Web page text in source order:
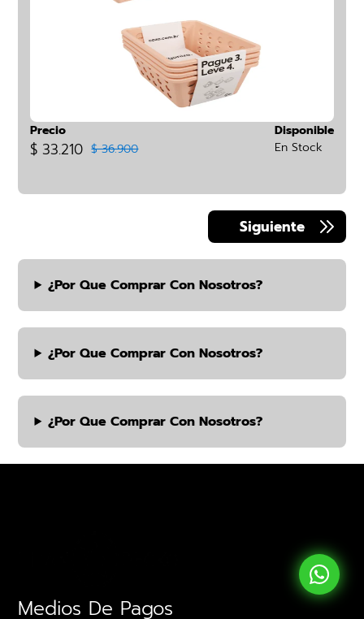
Precio
$ 33.210 $ 36.900
Disponible
En Stock
¿por Que Comprar Con Nosotros?
¿por Que Comprar Con Nosotros?
¿por Que Comprar Con Nosotros?
Medios De Pagos